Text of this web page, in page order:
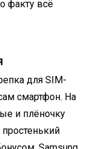
факту всё
для SIM-
смартфон. На
и плёночку